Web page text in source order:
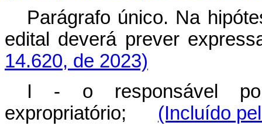
Parágrafo único. Na
edital deverá prever
14.620, de 2023)
I - o responsável
expropriatório; (Incluído